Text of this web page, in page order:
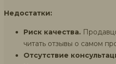
Недостатки:
Риск качества.
читать отзывы о самом
Отсутствие